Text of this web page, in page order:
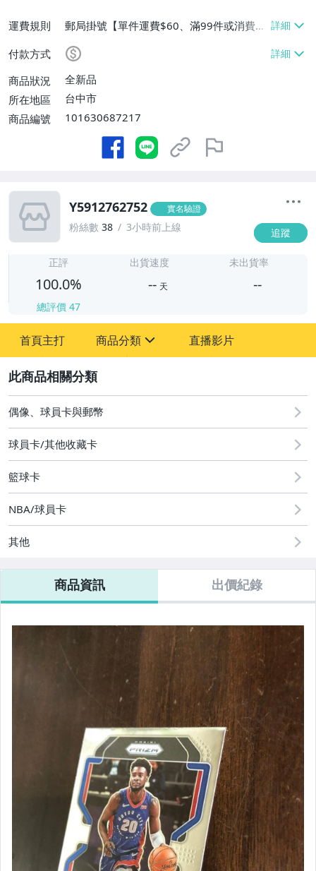
運費規則
郵局掛號【單件運費$60、滿99件或消費滿
$9999免運費】
付款方式
商品狀況
全新品
所在地區
台中市
商品編號
101630687217
Y5912762752 實名驗證
粉絲數 38 3小時前上線 追蹤
正評
100.0%
總評價 47
出貨速度
-- 天
未出貨率
--
首頁主打 商品分類
偶像、球員卡與郵幣
直播影片
偶像、球員卡與郵幣
球員卡/其他收藏卡
籃球卡
NBA/球員卡
其他
商品資訊 出價紀錄